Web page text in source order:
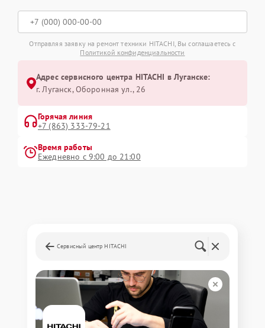
Отправляя заявку на ремонт техники HITACHI, Вы соглашаетесь с
Политикой конфиденциальности
Адрес сервисного центра HITACHI в Луганске:
г. Луганск, Оборонная ул., 26
Горячая линия
+7 (863) 333-79-21
Время работы
Ежедневно с 9:00 до 21:00
Сервисный центр HITACHI